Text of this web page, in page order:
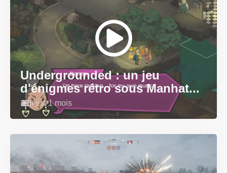
Undergrounded : un jeu
d'énigmes rétro sous Manhat...
Il y a 1 mois